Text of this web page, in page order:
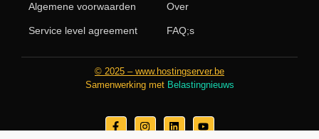
Algemene voorwaarden
Service level agreement
Over
FAQ;s
© 2025 – www.hostingserver.be
Samenwerking met Belastingnieuws